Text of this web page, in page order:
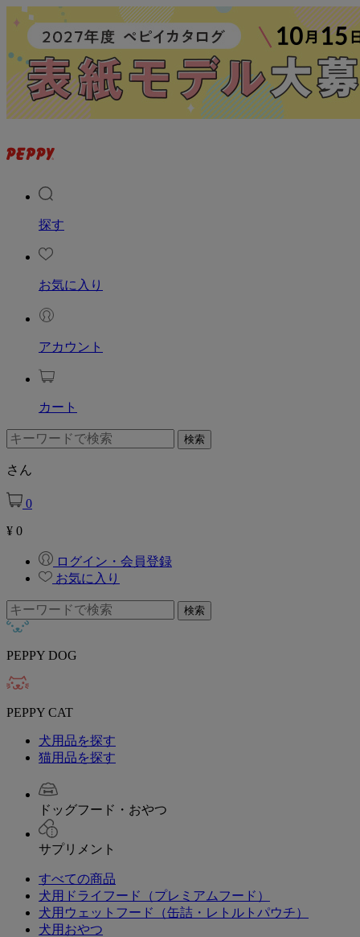
探す
お気に入り
アカウント
カート
さん
0
¥ 0
ログイン・会員登録
お気に入り
PEPPY DOG
PEPPY CAT
犬用品を探す
猫用品を探す
ドッグフード・おやつ
サプリメント
すべての商品
犬用ドライフード（プレミアムフード）
犬用ウェットフード（缶詰・レトルトパウチ）
犬用おやつ